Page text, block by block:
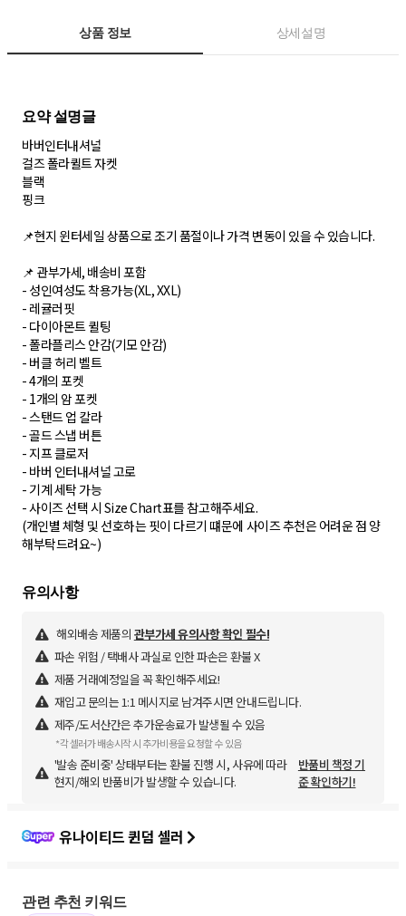
상품 정보 상세설명
요약 설명글
바버인터내셔널
걸즈 폴라퀼트 자켓
블랙
핑크
📌현지 윈터세일 상품으로 조기 품절이나 가격 변동이 있을 수 있습니다.
📌 관부가세, 배송비 포함
- 성인여성도 착용가능(XL, XXL)
- 레귤러핏
- 다이아몬트 퀼팅
- 폴라플리스 안감(기모 안감)
- 버클 허리 벨트
- 4개의 포켓
- 1개의 암 포켓
- 스탠드 업 칼라
- 골드 스냅 버튼
- 지프 클로저
- 바버 인터내셔널 고로
- 기계 세탁 가능
- 사이즈 선택 시 Size Chart표를 참고해주세요.
(개인별 체형 및 선호하는 핏이 다르기 떄문에 사이즈 추천은 어려운 점 양
해부탁드려요~)
유의사항
해외배송 제품의 관부가세 유의사항 확인 필수!
파손 위험 / 택배사 과실로 인한 파손은 환불 X
제품 거래예정일을 꼭 확인해주세요!
재입고 문의는 1:1 메시지로 남겨주시면 안내드립니다.
제주/도서산간은 추가운송료가 발생될 수 있음
*각 셀러가 배송시작 시 추가비용을 요청할 수 있음
'발송 준비중' 상태부터는 환불 진행 시, 사유에 따라
현지/해외 반품비가 발생할 수 있습니다.
반품비 책정 기
준 확인하기!
유나이티드 퀸덤 셀러
관련 추천 키워드